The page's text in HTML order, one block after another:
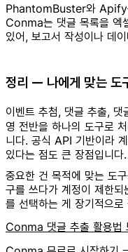
PhantomBuster와 Apify
Conma는 댓글 목록을 엑
있어, 보고서 작성이나 데
정리 — 나에게 맞는 도
이벤트 추첨, 댓글 추출,
영 전반을 하나의 도구로
니다. 공식 API 기반이라
있다는 점도 큰 장점입니다.
중요한 건 목적에 맞는 도
구를 쓰다가 계정이 제한
를 선택하는 게 장기적으로
Conma 댓글 추출 활용